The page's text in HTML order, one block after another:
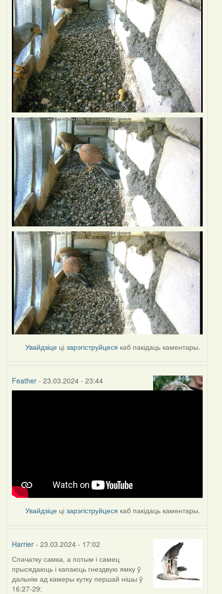
Увайдзіце цізарэгіструйцеся каб пакідаць каментары.
Feather- 23.03.2024 - 23:44
Увайдзіце цізарэгіструйцеся каб пакідаць каментары.
Harrier- 23.03.2024 - 17:02
Спачатку самка, а потым і самец
прысядаюць і капаюць гнездвую ямку ў
дальнім ад камеры кутку першай нішы ў
16:27-29: